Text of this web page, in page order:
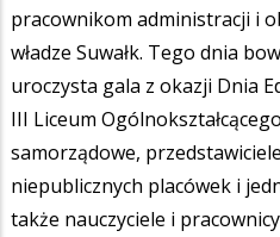
pracownikom administracji i
władze Suwałk. Tego dnia
uroczysta gala z okazji Dnia
III Liceum
samorządowe,
niepublicznych placówek i
także nauczyciele i